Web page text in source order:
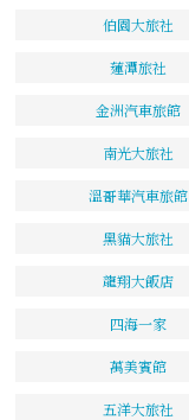
伯園大旅社
蓮潭旅社
金洲汽車旅館
南光大旅社
溫哥華汽車旅館
黑貓大旅社
龍翔大飯店
四海一家
萬美賓館
五洋大旅社